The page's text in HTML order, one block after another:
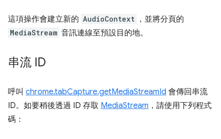
這項操作會建立新的 AudioContext ，並將分頁的
MediaStream 音訊連線至預設目的地。
串流 ID
呼叫 chrome.tabCapture.getMediaStreamId 會傳回串流
ID。如要稍後透過 ID 存取 MediaStream ，請使用下列程式
碼：